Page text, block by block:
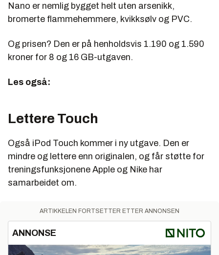
Nano er nemlig bygget helt uten arsenikk,
bromerte flammehemmere, kvikksølv og PVC.
Og prisen? Den er på henholdsvis 1.190 og 1.590
kroner for 8 og 16 GB-utgaven.
Les også:
Lettere Touch
Også iPod Touch kommer i ny utgave. Den er
mindre og lettere enn originalen, og får støtte for
treningsfunksjonene Apple og Nike har
samarbeidet om.
ARTIKKELEN FORTSETTER ETTER ANNONSEN
ANNONSE